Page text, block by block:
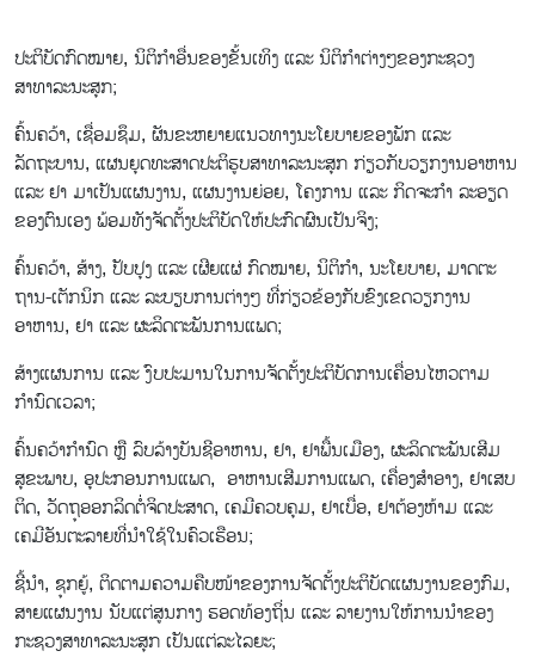
ປະຕິບັດກົດໝາຍ, ນິຕິກໍາອື່ນຂອງຂັ້ນເທິງ ແລະ ນິຕິກໍາຕ່າງໆຂອງກະຊວງ
ສາທາລະນະສຸກ;
ຄົ້ນຄວ້າ, ເຊື່ອມຊຶມ, ຜັນຂະຫຍາຍແນວທາງນະໂຍບາຍຂອງພັກ ແລະ
ລັດຖະບານ, ແຜນຍຸດທະສາດປະຕິຮູບສາທາລະນະສຸກ ກ່ຽວກັບວຽກງານອາຫານ
ແລະ ຢາ ມາເປັນແຜນງານ, ແຜນງານຍ່ອຍ, ໂຄງການ ແລະ ກິດຈະກໍາ ລະອຽດ
ຂອງຕົນເອງ ພ້ອມທັງຈັດຕັ້ງປະຕິບັດໃຫ້ປະກົດຜົນເປັນຈິງ;
ຄົ້ນ​ຄວ້າ, ສ້າງ, ປັບປຸງ ແລະ ເຜີຍແຜ່ ກົດ​ໝາຍ, ນິຕິກຳ, ນະ​ໂຍ​ບາຍ, ມາດ​ຕະ​
ຖານ​-ເຕັກ​ນິກ ແລະ ລະ​ບຽບການຕ່າງໆ ທີ່​ກ່ຽວຂ້ອງກັບ​ຂົງເຂດວຽກ​ງານ​
ອາຫານ, ຢາ ແລະ ຜະລິດຕະພັນການແພດ​;
ສ້າງແຜນການ ແລະ ງົບປະມານໃນການຈັດຕັ້ງປະຕິບັດການເຄື່ອນໄຫວຕາມ
ກຳນົດເວລາ;
ຄົ້ນຄວ້າ​ກຳນົດ ຫຼື ລົບລ້າງ​ບັນ​ຊີ​ອາ​ຫານ, ຢາ, ຢາພື້ນເມືອງ, ຜະລິດຕະພັນເສີມ
ສຸຂະພາບ, ອຸປະກອນການແພດ, ອາ​ຫານ​ເສີມ​ການ​ແພດ, ເຄື່ອງ​ສຳ​ອາງ, ຢາ​ເສບ​
ຕິດ, ວັດ​ຖຸ​ອອກ​ລິດ​ຕໍ່ຈິດ​ປະ​ສາດ, ເຄ​ມີ​ຄວບ​ຄຸມ, ຢາ​ເບື່ອ, ຢາ​ຕ້ອງ​ຫ້າມ ແລະ ​
ເຄມີອັນຕະລາຍ​ທີ່​ນໍາ​ໃຊ້​ໃນ​ຄົວ​ເຮືອນ;
ຊີ້ນໍາ, ຊຸກຍູ້, ຕິດຕາມຄວາມຄືບໜ້າຂອງການຈັດຕັ້ງປະຕິບັດແຜນງານຂອງກົມ,
ສາຍແຜນງານ ນັບແຕ່ສູນກາງ ຮອດທ້ອງຖິ່ນ ແລະ ລາຍງານໃຫ້ການນໍາຂອງ
ກະຊວງສາທາລະນະສຸກ ເປັນແຕ່ລະໄລຍະ;